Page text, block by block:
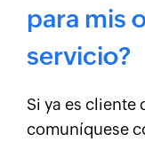
para mis
servicio?
Si ya es cliente
comuníquese